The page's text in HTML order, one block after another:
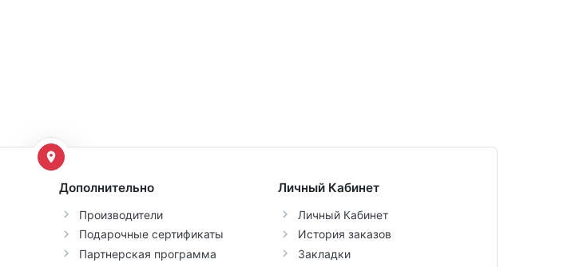
Дополнительно
Производители
Подарочные сертификаты
Партнерская программа
Личный Кабинет
Личный Кабинет
История заказов
Закладки